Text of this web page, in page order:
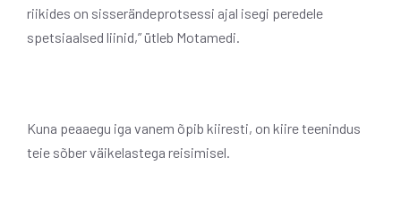
riikides on sisserändeprotsessi ajal isegi peredele
spetsiaalsed liinid,” ütleb Motamedi.
Kuna peaaegu iga vanem õpib kiiresti, on kiire teenindus
teie sõber väikelastega reisimisel.